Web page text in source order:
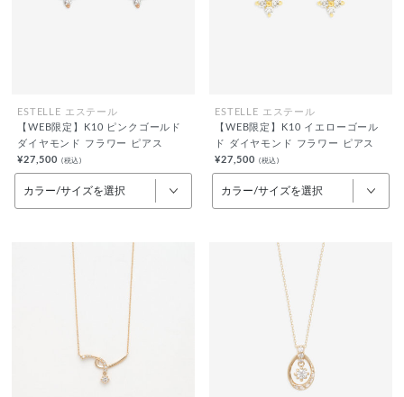
ESTELLE エステール
【WEB限定】K10 ピンクゴールド
ダイヤモンド フラワー ピアス
¥27,500 (税込)
カラー/サイズを選択
ESTELLE エステール
【WEB限定】K10 イエローゴール
ド ダイヤモンド フラワー ピアス
¥27,500 (税込)
カラー/サイズを選択